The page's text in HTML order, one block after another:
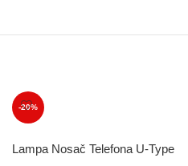
-20%
Lampa Nosač Telefona U-Type